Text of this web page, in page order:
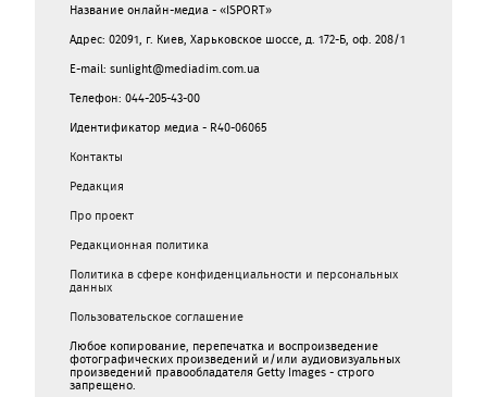
Название онлайн-медиа - «ISPORT»
Адрес: 02091, г. Киев, Харьковское шоссе, д. 172-Б, оф. 208/1
E-mail: sunlight@mediadim.com.ua
Телефон: 044-205-43-00
Идентификатор медиа - R40-06065
Контакты
Редакция
Про проект
Редакционная политика
Политика в сфере конфиденциальности и персональных
данных
Пользовательское соглашение
Любое копирование, перепечатка и воспроизведение
фотографических произведений и/или аудиовизуальных
произведений правообладателя Getty Images - строго
запрещено.